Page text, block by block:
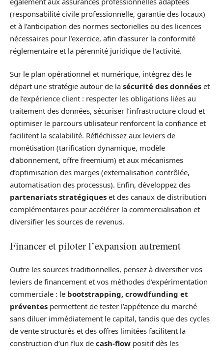
(responsabilité civile professionnelle, garantie des locaux)
et à l’anticipation des normes sectorielles ou des licences
nécessaires pour l’exercice, afin d’assurer la conformité
réglementaire et la pérennité juridique de l’activité.
Sur le plan opérationnel et numérique, intégrez dès le
départ une stratégie autour de la sécurité des données et
de l’expérience client : respecter les obligations liées au
traitement des données, sécuriser l’infrastructure cloud et
optimiser le parcours utilisateur renforcent la confiance et
facilitent la scalabilité. Réfléchissez aux leviers de
monétisation (tarification dynamique, modèle
d’abonnement, offre freemium) et aux mécanismes
d’optimisation des marges (externalisation contrôlée,
automatisation des processus). Enfin, développez des
partenariats stratégiques et des canaux de distribution
complémentaires pour accélérer la commercialisation et
diversifier les sources de revenus.
Financer et piloter l’expansion autrement
Outre les sources traditionnelles, pensez à diversifier vos
leviers de financement et vos méthodes d’expérimentation
commerciale : le bootstrapping, crowdfunding et
préventes permettent de tester l’appétence du marché
sans diluer immédiatement le capital, tandis que des cycles
de vente structurés et des offres limitées facilitent la
construction d’un flux de cash-flow positif dès les